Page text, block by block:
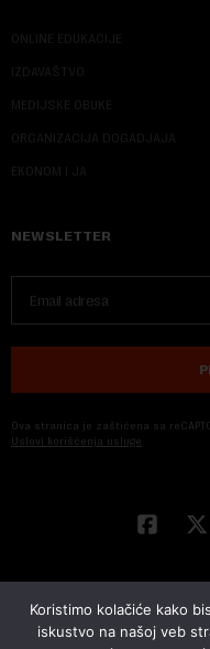
ONLINE EDUKACIJE
IZDAVAŠTVO
MEDIJSKE OBUKE
ORGANIZACIJA DOGADJAJA
EKONOM I JA
NEWSLETTER
Ova stranica je zaštićena sa
Uslovi korišćenja usluge
Koristimo kolačiće kako
iskustvo na našoj veb